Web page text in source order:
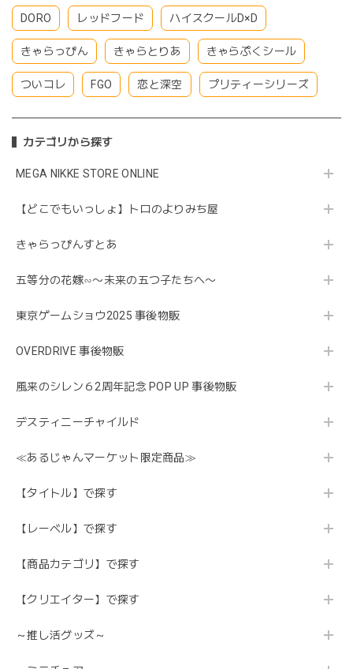
DORO レッドフード ハイスクールD×D
きゃらっぴん きゃらとりあ きゃらぷくシール
ついコレ FGO 恋と深空 プリティーシリーズ
カテゴリから探す
MEGA NIKKE STORE ONLINE
【どこでもいっしょ】トロのよりみち屋
きゃらっぴんすとあ
五等分の花嫁∽〜未来の五つ子たちへ〜
東京ゲームショウ2025 事後物販
OVERDRIVE 事後物販
風来のシレン６2周年記念 POP UP 事後物販
デスティニーチャイルド
≪あるじゃんマーケット限定商品≫
【タイトル】で探す
【レーベル】で探す
【商品カテゴリ】で探す
【クリエイター】で探す
～推し活グッズ～